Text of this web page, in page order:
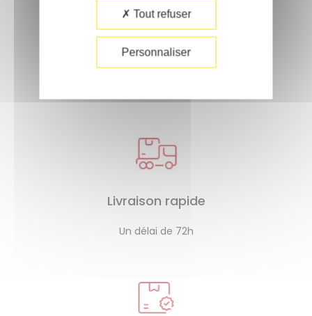
Paiement sécurisé
Livraison rapide
Un délai de 72h
Tout refuser
Personnaliser